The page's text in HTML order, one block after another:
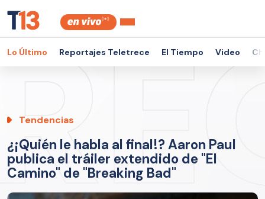
Lo Último Reportajes Teletrece El Tiempo Video
Tendencias
¿¡Quién le habla al final!? Aaron Paul
publica el tráiler extendido de "El
Camino" de "Breaking Bad"